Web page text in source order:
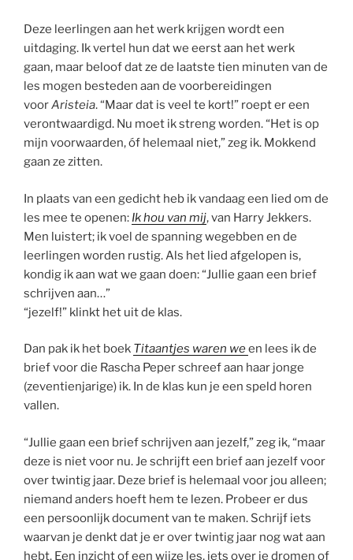
Deze leerlingen aan het werk krijgen wordt een
uitdaging. Ik vertel hun dat we eerst aan het werk
gaan, maar beloof dat ze de laatste tien minuten van de
les mogen besteden aan de voorbereidingen
voorAristeia. “Maar dat is veel te kort!” roept er een
verontwaardigd. Nu moet ik streng worden. “Het is op
mijn voorwaarden, óf helemaal niet,” zeg ik. Mokkend
gaan ze zitten.
In plaats van een gedicht heb ik vandaag een lied om de
les mee te openen: Ik hou van mij, van Harry Jekkers.
Men luistert; ik voel de spanning wegebben en de
leerlingen worden rustig. Als het lied afgelopen is,
kondig ik aan wat we gaan doen: “Jullie gaan een brief
schrijven aan…”
“jezelf!” klinkt het uit de klas.
Dan pak ik het boek Titaantjes waren ween lees ik de
brief voor die Rascha Peper schreef aan haar jonge
(zeventienjarige) ik. In de klas kun je een speld horen
vallen.
“Jullie gaan een brief schrijven aan jezelf,” zeg ik, “maar
deze is niet voor nu. Je schrijft een brief aan jezelf voor
over twintig jaar. Deze brief is helemaal voor jou alleen;
niemand anders hoeft hem te lezen. Probeer er dus
een persoonlijk document van te maken. Schrijf iets
waarvan je denkt dat je er over twintig jaar nog wat aan
hebt. Een inzicht of een wijze les, iets over je dromen of